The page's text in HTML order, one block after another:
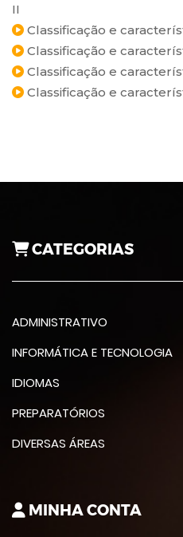
II
Classificação e
Classificação e
Classificação e
Classificação e
CATEGORIAS
ADMINISTRATIVO
INFORMÁTICA E TECNOLOGIA
IDIOMAS
PREPARATÓRIOS
DIVERSAS ÁREAS
MINHA CONTA